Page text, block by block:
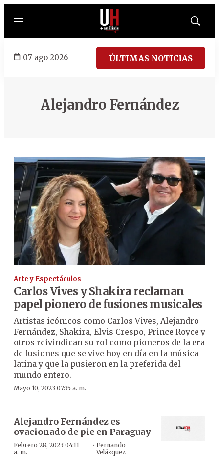
Menú
Mostrar
07 ago 2026 ÚLTIMAS NOTICIAS
Alejandro Fernández
Arte y Espectáculos
Carlos Vives y Shakira reclaman
papel pionero de fusiones musicales
Artistas icónicos como Carlos Vives, Alejandro
Fernández, Shakira, Elvis Crespo, Prince Royce y
otros reivindican su rol como pioneros de la era
de fusiones que se vive hoy en día en la música
latina y que la pusieron en la preferida del
mundo entero.
Mayo 10, 2023 07:35 a. m.
Alejandro Fernández es
ovacionado de pie en Paraguay
Febrero 28, 2023 04:11
a. m.
·Fernando
Velázquez